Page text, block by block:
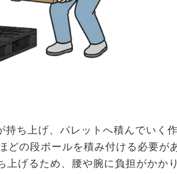
ち上げ、パレットへ積んでいく
どの段ボールを積み付ける必要が
げるため、腰や腕に負担がかか